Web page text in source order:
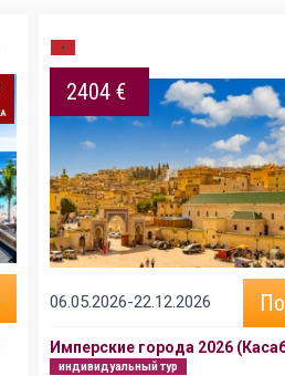
2404 €
06.05.2026-22.12.2026
Имперские города 2026
индивидуальный тур